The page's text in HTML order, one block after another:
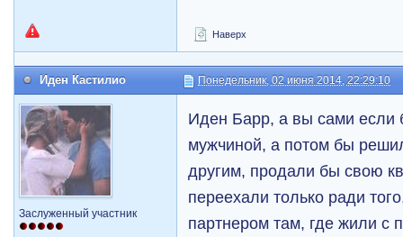
Наверх
Иден Кастилио Понедельник, 02 июня 2014, 22:29:10
Заслуженный участник
Иден Барр, а вы сами если
мужчиной, а потом бы
другим, продали бы свою
переехали только ради
партнером там, где жили с